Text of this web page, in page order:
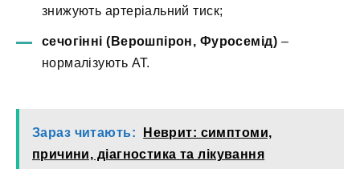
знижують артеріальний тиск;
сечогінні (Верошпірон, Фуросемід)–
нормалізують АТ.
Зараз читають:
Неврит: симптоми,
причини, діагностика та лікування